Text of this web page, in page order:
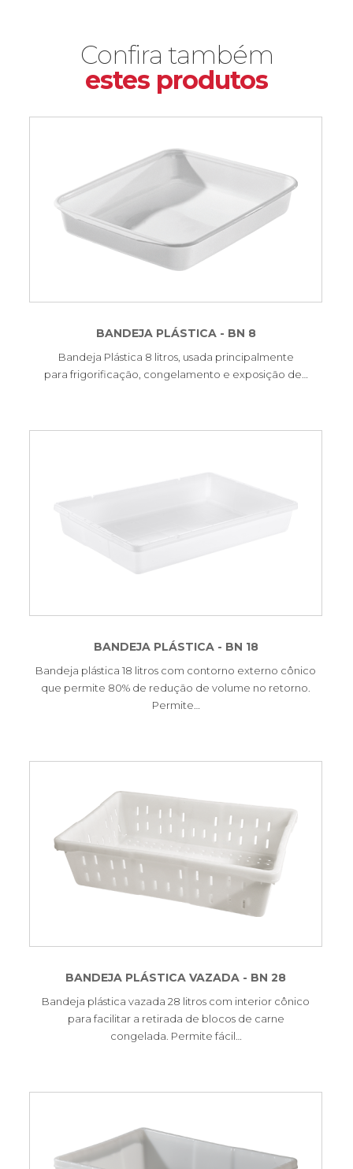
Confira também
estes produtos
BANDEJA PLÁSTICA - BN 8
Bandeja Plástica 8 litros, usada principalmente
para frigorificação, congelamento e exposição de…
BANDEJA PLÁSTICA - BN 18
Bandeja plástica 18 litros com contorno externo cônico
que permite 80% de redução de volume no retorno.
Permite…
BANDEJA PLÁSTICA VAZADA - BN 28
Bandeja plástica vazada 28 litros com interior cônico
para facilitar a retirada de blocos de carne
congelada. Permite fácil…